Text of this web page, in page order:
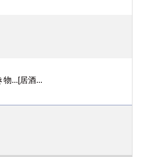
...[居酒...